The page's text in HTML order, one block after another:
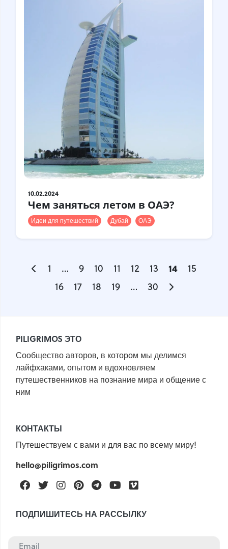
10.02.2024
Чем заняться летом в ОАЭ?
Идеи для путешествий Дубай ОАЭ
1 … 9 10 11 12 13 14
15
16
17 18 19 … 30
PILIGRIMOS ЭТО
Сообщество авторов, в котором мы делимся
лайфхаками, опытом и вдохновляем
путешественников на познание мира и общение с
ним
КОНТАКТЫ
Путешествуем с вами и для вас по всему миру!
hello@piligrimos.com
FacebookTwitterInstagramPinterestTelegramYoutube
ПОДПИШИТЕСЬ НА РАССЫЛКУ